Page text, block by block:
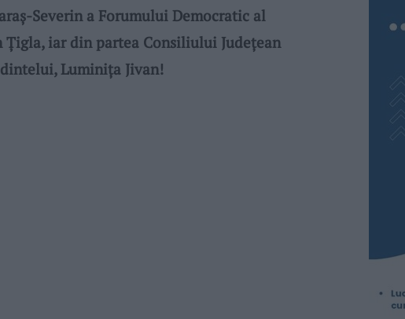
Severin a Forumului Democratic al
iar din partea Consiliului Județean
Luminița Jivan!